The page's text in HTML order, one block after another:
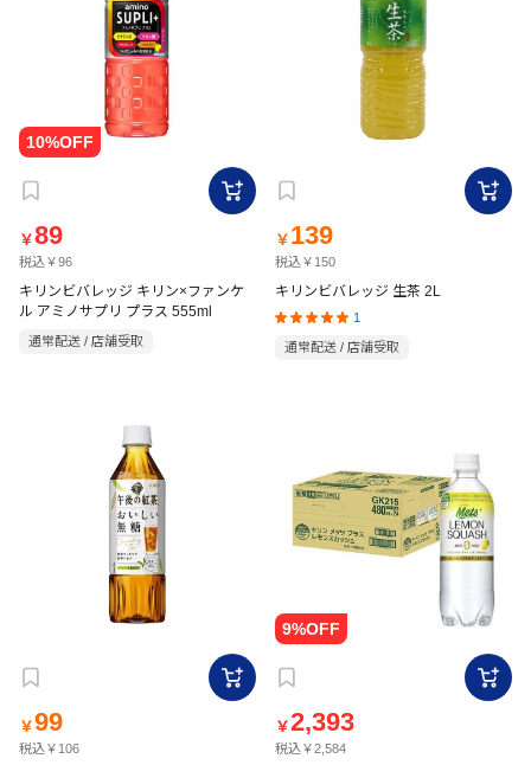
￥89
税込￥96
キリンビバレッジ キリン×ファンケ
ル アミノサプリ プラス 555ml
通常配送 / 店舗受取
￥ 139
税込￥150
キリンビバレッジ 生茶 2L
1
通常配送 / 店舗受取
￥99
税込￥106
￥2,393
税込￥2,584